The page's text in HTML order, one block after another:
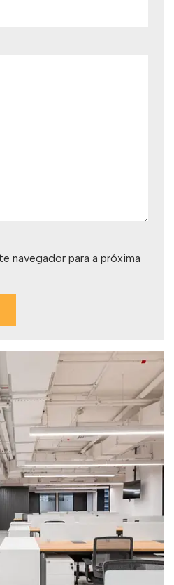
navegador para a próxima